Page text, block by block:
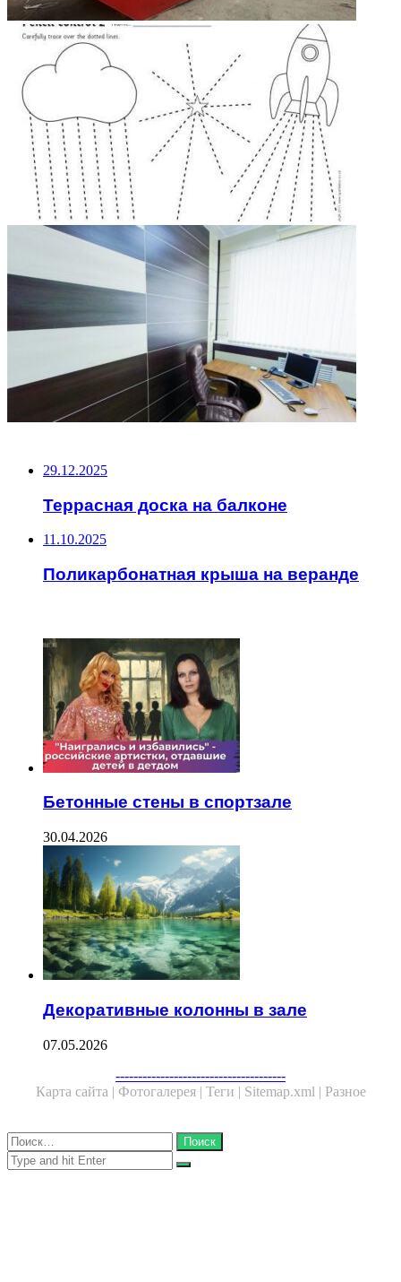
29.12.2025
Террасная доска на балконе
11.10.2025
Поликарбонатная крыша на веранде
Бетонные стены в спортзале
30.04.2026
Декоративные колонны в зале
07.05.2026
--------------------------------------
Карта сайта | Фотогалерея | Теги | Sitemap.xml | Разное
Close
Найти:
Close
Search